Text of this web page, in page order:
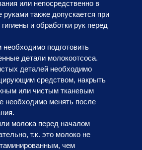
или непосредственно в
также допускается при
и обработки рук перед
подготовить
детали молокоотсоса.
деталей необходимо
средством, накрыть
или чистым тканевым
необходимо менять после
молока перед началом
т.к. это молоко не
чем